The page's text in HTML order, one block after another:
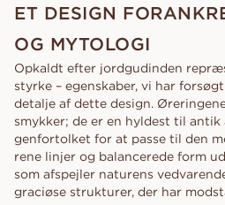
ET DESIGN
OG MYTOLOGI
Opkaldt efter jordgudinden
styrke – egenskaber, vi har
detalje af dette design.
smykker; de er en hyldest til
genfortolket for at passe til den
rene linjer og balancerede form
som afspejler naturens
graciøse strukturer, der har